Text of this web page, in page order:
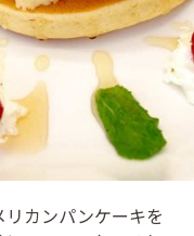
カンパンケーキを